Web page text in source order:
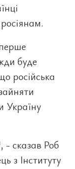
буде
російська
Україну
- сказав Роб
з Інституту